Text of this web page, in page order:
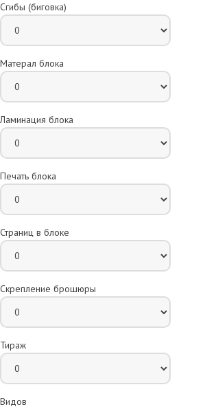
Сгибы (биговка)
Матерал блока
Ламинация блока
Печать блока
Страниц в блоке
Скрепление брошюры
Тираж
Видов